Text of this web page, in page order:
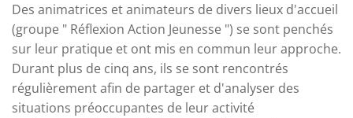
Des animatrices et animateurs de divers lieux d'accueil
(groupe " Réflexion Action Jeunesse ") se sont penchés
sur leur pratique et ont mis en commun leur approche.
Durant plus de cinq ans, ils se sont rencontrés
régulièrement afin de partager et d'analyser des
situations préoccupantes de leur activité